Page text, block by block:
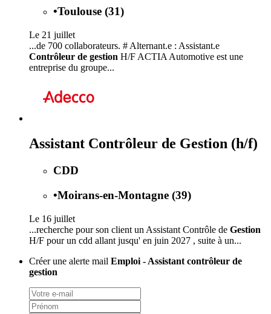
•Toulouse (31)
Le 21 juillet
...de 700 collaborateurs. # Alternant.e : Assistant.e
Contrôleur de gestion H/F ACTIA Automotive est une
entreprise du groupe...
Assistant Contrôleur de Gestion (h/f)
CDD
•Moirans-en-Montagne (39)
Le 16 juillet
...recherche pour son client un Assistant Contrôle de Gestion
H/F pour un cdd allant jusqu' en juin 2027 , suite à un...
Créer une alerte mail Emploi - Assistant contrôleur de
gestion